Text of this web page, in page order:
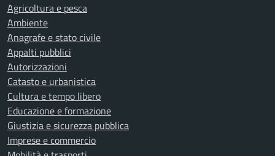
Agricoltura e pesca
Ambiente
Anagrafe e stato civile
Appalti pubblici
Autorizzazioni
Catasto e urbanistica
Cultura e tempo libero
Educazione e formazione
Giustizia e sicurezza pubblica
Imprese e commercio